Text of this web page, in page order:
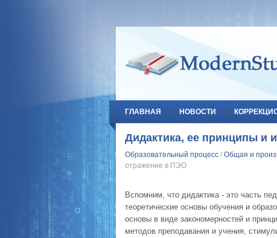
ГЛАВНАЯ НОВОСТИ
Дидактика, ее принципы и
Образовательный процесс / Общая и
отражение в ПЭО
Вспомним, что дидактика - это часть
теоретические основы обучения и
основы в виде закономерностей и
методов преподавания и учения,